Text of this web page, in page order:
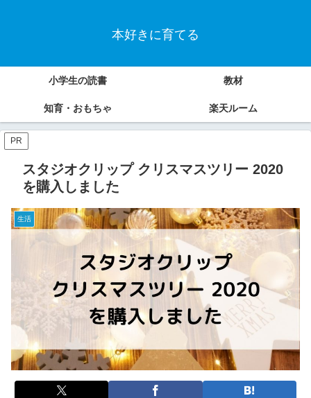
本好きに育てる
小学生の読書 教材
知育・おもちゃ 楽天ルーム
PR
スタジオクリップ クリスマスツリー 2020
を購入しました
生活